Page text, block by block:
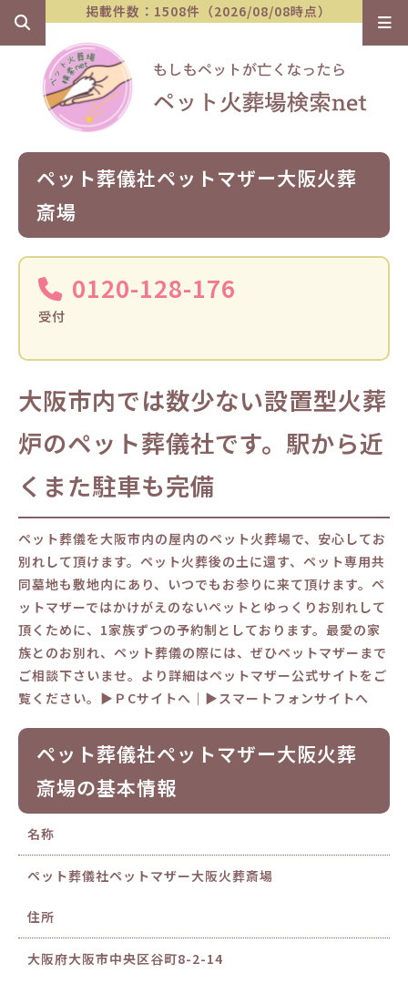
掲載件数：1508件（2026/08/08時点）
ペット葬儀社ペットマザー大阪火葬
斎場
0120-128-176
受付
大阪市内では数少ない設置型火葬
炉のペット葬儀社です。駅から近
くまた駐車も完備
ペット葬儀を大阪市内の屋内のペット火葬場で、安心してお
別れして頂けます。ペット火葬後の土に還す、ペット専用共
同墓地も敷地内にあり、いつでもお参りに来て頂けます。ペ
ットマザーではかけがえのないペットとゆっくりお別れして
頂くために、1家族ずつの予約制としております。最愛の家
族とのお別れ、ペット葬儀の際には、ぜひペットマザーまで
ご相談下さいませ。より詳細はペットマザー公式サイトをご
覧ください。▶ＰCサイトへ｜▶スマートフォンサイトへ
ペット葬儀社ペットマザー大阪火葬
斎場の基本情報
名称
ペット葬儀社ペットマザー大阪火葬斎場
住所
大阪府大阪市中央区谷町8-2-14